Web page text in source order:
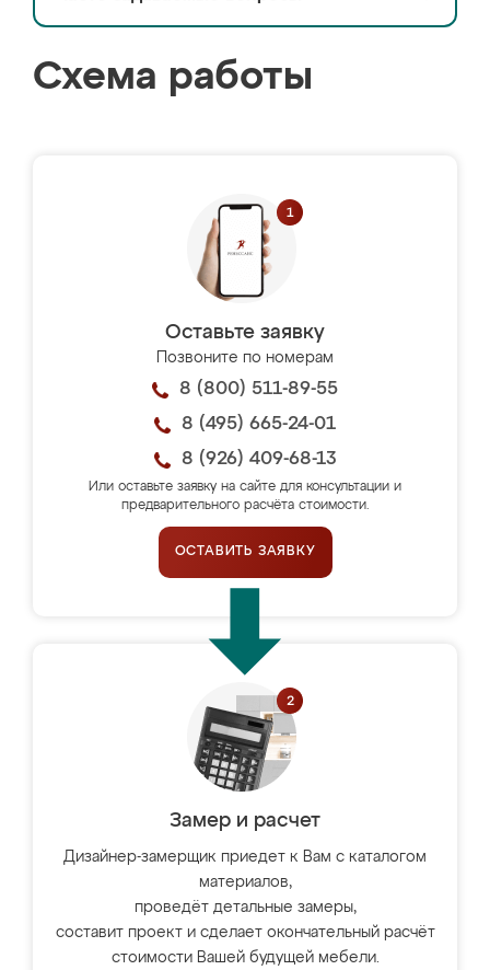
Схема работы
Оставьте заявку
Позвоните по номерам
8 (800) 511-89-55
8 (495) 665-24-01
8 (926) 409-68-13
Или оставьте заявку на сайте для консультации и
предварительного расчёта стоимости.
ОСТАВИТЬ ЗАЯВКУ
Замер и расчет
Дизайнер-замерщик приедет к Вам с каталогом
материалов,
проведёт детальные замеры,
составит проект и сделает окончательный расчёт
стоимости Вашей будущей мебели.